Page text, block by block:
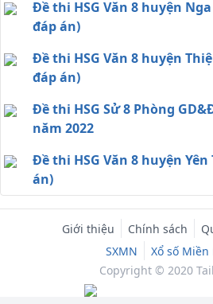
Đề thi HSG Văn 8 huyện
đáp án)
Đề thi HSG Văn 8 huyện
đáp án)
Đề thi HSG Sử 8 Phòng
năm 2022
Đề thi HSG Văn 8 huyện Yên
án)
Giới thiệu Chính sách
SXMN
Xổ số Miền
Copyright © 2020